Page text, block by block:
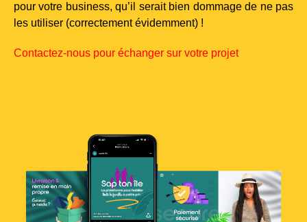
pour votre business, qu’il serait bien dommage de ne pas
les utiliser (correctement évidemment) !
Contactez-nous pour échanger sur votre projet